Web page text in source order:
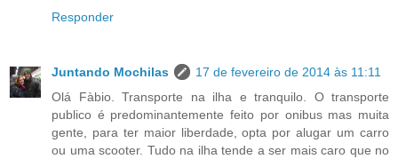
Responder
Juntando Mochilas
17 de fevereiro de 2014 às 11:11
Olá Fàbio. Transporte na ilha e tranquilo. O transporte
publico é predominantemente feito por onibus mas muita
gente, para ter maior liberdade, opta por alugar um carro
ou uma scooter. Tudo na ilha tende a ser mais caro que no